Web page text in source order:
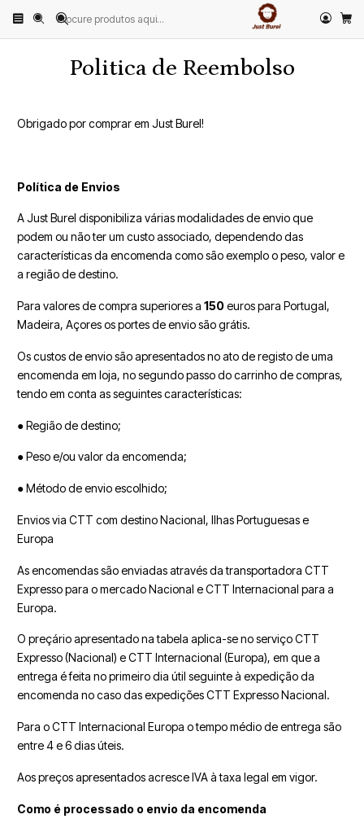
Início Politica de Reembolso
Politica de Reembolso
Obrigado por comprar em Just Burel!
Política de Envios
A Just Burel disponibiliza várias modalidades de envio que
podem ou não ter um custo associado, dependendo das
características da encomenda como são exemplo o peso, valor e
a região de destino.
Para valores de compra superiores a 150euros para Portugal,
Madeira, Açores os portes de envio são grátis.
Os custos de envio são apresentados no ato de registo de uma
encomenda em loja, no segundo passo do carrinho de compras,
tendo em conta as seguintes características:
● Região de destino;
● Peso e/ou valor da encomenda;
● Método de envio escolhido;
Envios via CTT com destino Nacional, Ilhas Portuguesas e
Europa
As encomendas são enviadas através da transportadora CTT
Expresso para o mercado Nacional e CTT Internacional para a
Europa.
O preçário apresentado na tabela aplica-se no serviço CTT
Expresso (Nacional) e CTT Internacional (Europa), em que a
entrega é feita no primeiro dia útil seguinte à expedição da
encomenda no caso das expedições CTT Expresso Nacional.
Para o CTT Internacional Europa o tempo médio de entrega são
entre 4 e 6 dias úteis.
Aos preços apresentados acresce IVA à taxa legal em vigor.
Como é processado o envio da encomenda